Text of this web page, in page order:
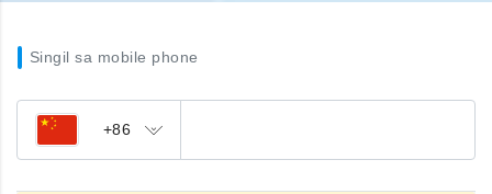
Singil sa mobile phone
+86